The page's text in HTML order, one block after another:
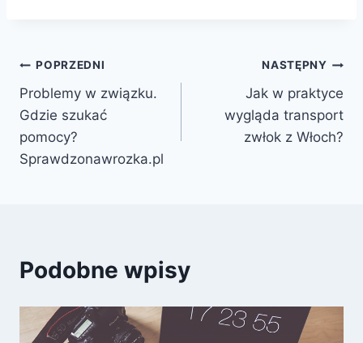
Nawigacja
wpisu
POPRZEDNI
Problemy w związku.
Gdzie szukać
pomocy?
Sprawdzonawrozka.pl
NASTĘPNY
Jak w praktyce
wygląda transport
zwłok z Włoch?
Podobne wpisy